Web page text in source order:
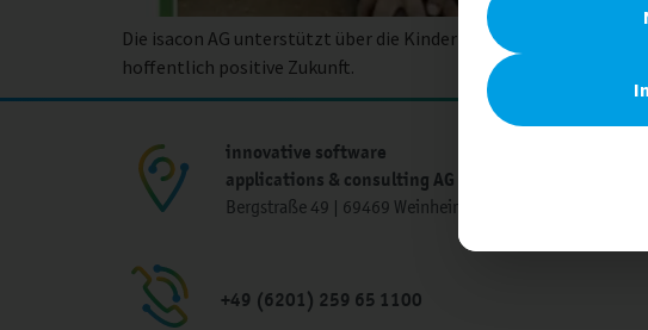
Die isacon AG unterstützt über die Kindernothilfe e.V. zwei
hoffentlich positive Zukunft.
innovative software
applications & consulting AG
Bergstraße 49 | 69469 Weinheim
+49 (6201) 259 65 1100